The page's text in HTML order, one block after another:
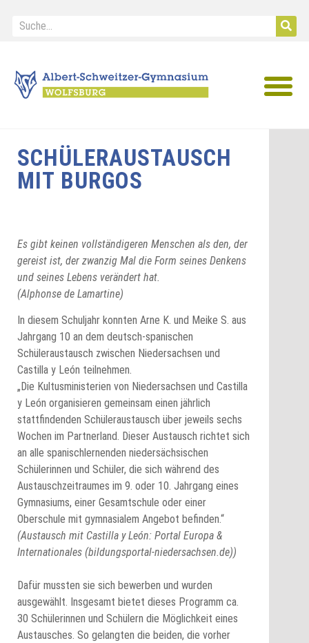
SCHÜLERAUSTAUSCH
MIT BURGOS
Es gibt keinen vollständigeren Menschen als den, der
gereist ist, der zwanzig Mal die Form seines Denkens
und seines Lebens verändert hat.
(Alphonse de Lamartine)
In diesem Schuljahr konnten Arne K. und Meike S. aus
Jahrgang 10 an dem deutsch-spanischen
Schüleraustausch zwischen Niedersachsen und
Castilla y León teilnehmen.
„Die Kultusministerien von Niedersachsen und Castilla
y León organisieren gemeinsam einen jährlich
stattfindenden Schüleraustausch über jeweils sechs
Wochen im Partnerland. Dieser Austausch richtet sich
an alle spanischlernenden niedersächsischen
Schülerinnen und Schüler, die sich während des
Austauschzeitraumes im 9. oder 10. Jahrgang eines
Gymnasiums, einer Gesamtschule oder einer
Oberschule mit gymnasialem Angebot befinden.“
(Austausch mit Castilla y León: Portal Europa &
Internationales (bildungsportal-niedersachsen.de))
Dafür mussten sie sich bewerben und wurden
ausgewählt. Insgesamt bietet dieses Programm ca.
30 Schülerinnen und Schülern die Möglichkeit eines
Austausches. So gelangten die beiden, die vorher